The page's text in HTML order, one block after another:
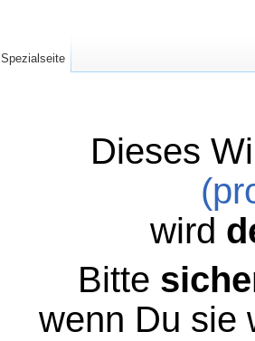
Dieses
wird
Bitte
wenn Du sie
Spezialseite